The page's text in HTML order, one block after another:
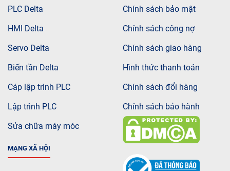
PLC Delta
HMI Delta
Servo Delta
Biến tần Delta
Cáp lập trình PLC
Lập trình PLC
Sửa chữa máy móc
MẠNG XÃ HỘI
Chính sách bảo mật
Chính sách công nợ
Chính sách giao hàng
Hình thức thanh toán
Chính sách đổi hàng
Chính sách bảo hành